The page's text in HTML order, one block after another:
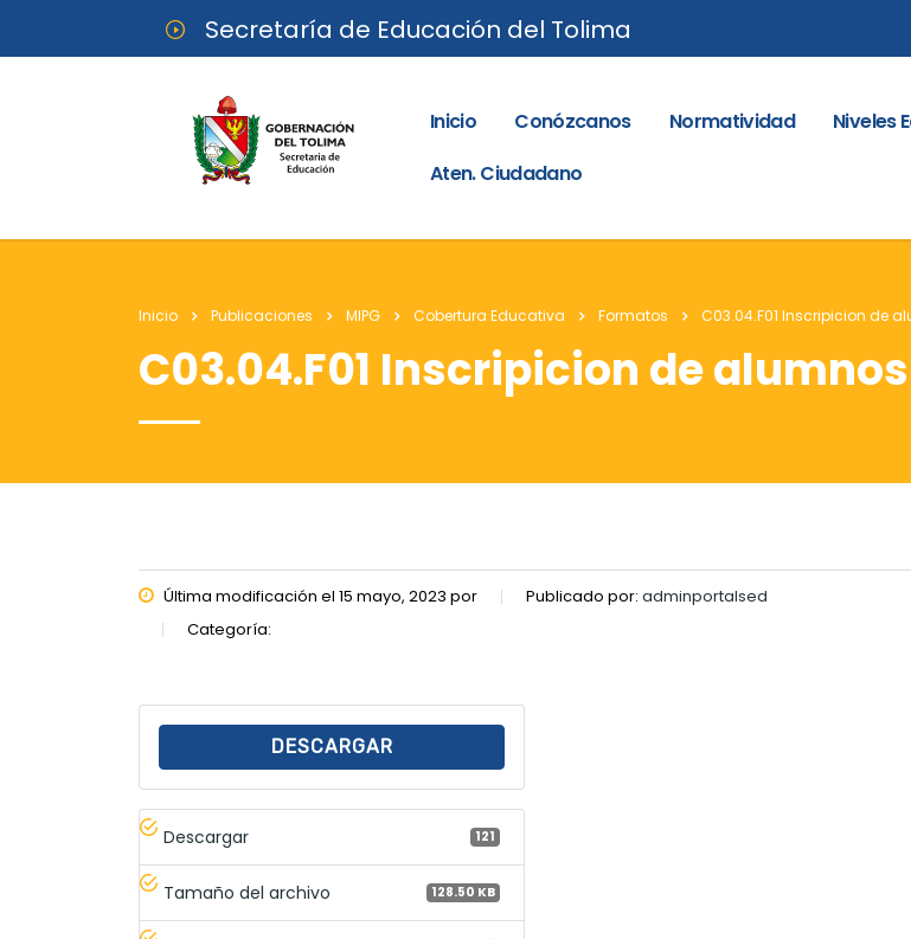
Secretaría de Educación del Tolima
Inicio Conózcanos Normatividad Niveles
Aten. Ciudadano
Inicio Publicaciones MIPG Cobertura Educativa Formatos C03.04.F01 Inscripicion de
C03.04.F01 Inscripicion de
Última modificación el 15 mayo, 2023 por Publicado por: adminportalsed
Categoría:
DESCARGAR
Descargar 121
Tamaño del archivo 128.50 KB